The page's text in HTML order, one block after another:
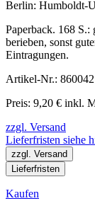
Berlin: Humboldt-
Paperback. 168
berieben, sonst
Eintragungen.
Artikel-Nr.: 860042
Preis: 9,20 € inkl.
zzgl. Versand
Lieferfristen siehe
zzgl. Versand
Lieferfristen
Kaufen